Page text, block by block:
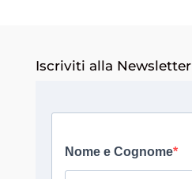
Iscriviti alla Newsletter